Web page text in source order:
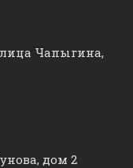
Чапыгина,
дом 2